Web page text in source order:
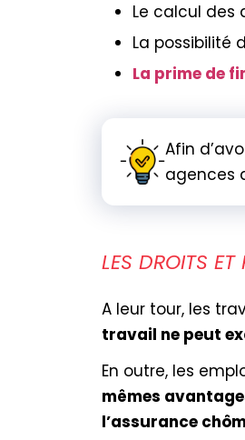
Le calcul des
La possibilité
La prime de
Afin
agences
LES DROITS ET
A leur tour, les
travail ne peut
En outre, les
mêmes
l’assurance